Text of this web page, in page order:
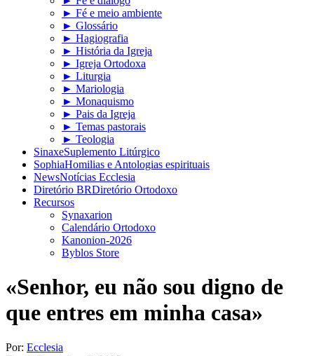
► Fé e meio ambiente
► Glossário
► Hagiografia
► História da Igreja
► Igreja Ortodoxa
► Liturgia
► Mariologia
► Monaquismo
► Pais da Igreja
► Temas pastorais
► Teologia
SinaxeSuplemento Litúrgico
SophiaHomilias e Antologias espirituais
NewsNotícias Ecclesia
Diretório BRDiretório Ortodoxo
Recursos
Synaxarion
Calendário Ortodoxo
Kanonion-2026
Byblos Store
«Senhor, eu não sou digno de
que entres em minha casa»
Por: Ecclesia